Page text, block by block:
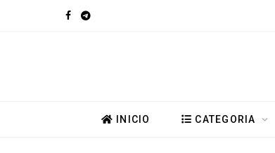
F T
INICIO CATEGORIA